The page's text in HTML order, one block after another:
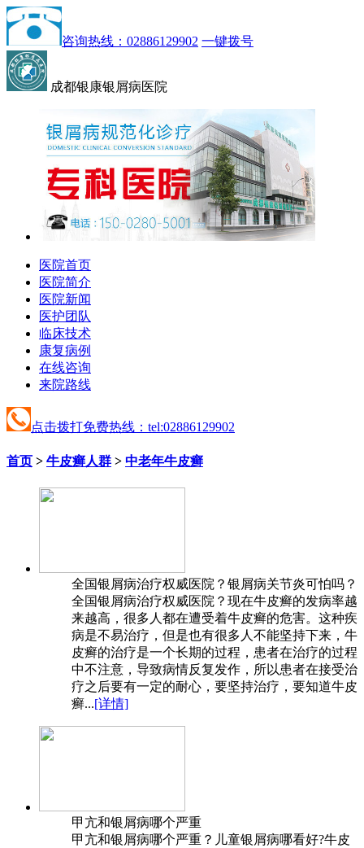
咨询热线：02886129902 一键拨号
成都银康银屑病医院
医院首页
医院简介
医院新闻
医护团队
临床技术
康复病例
在线咨询
来院路线
点击拨打免费热线：tel:02886129902
首页 > 牛皮癣人群 > 中老年牛皮癣
全国银屑病治疗权威医院？银屑病关节炎可怕吗？
全国银屑病治疗权威医院？现在牛皮癣的发病率越
来越高，很多人都在遭受着牛皮癣的危害。这种疾
病是不易治疗，但是也有很多人不能坚持下来，牛
皮癣的治疗是一个长期的过程，患者在治疗的过程
中不注意，导致病情反复发作，所以患者在接受治
疗之后要有一定的耐心，要坚持治疗，要知道牛皮
癣...[详情]
甲亢和银屑病哪个严重
甲亢和银屑病哪个严重？儿童银屑病哪看好?牛皮